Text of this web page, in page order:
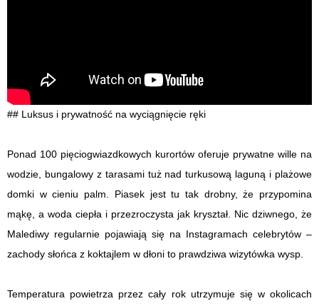
## Luksus i prywatność na wyciągnięcie ręki
Ponad 100 pięciogwiazdkowych kurortów oferuje prywatne wille na
wodzie, bungalowy z tarasami tuż nad turkusową laguną i plażowe
domki w cieniu palm. Piasek jest tu tak drobny, że przypomina
mąkę, a woda ciepła i przezroczysta jak kryształ. Nic dziwnego, że
Malediwy regularnie pojawiają się na Instagramach celebrytów –
zachody słońca z koktajlem w dłoni to prawdziwa wizytówka wysp.
Temperatura powietrza przez cały rok utrzymuje się w okolicach